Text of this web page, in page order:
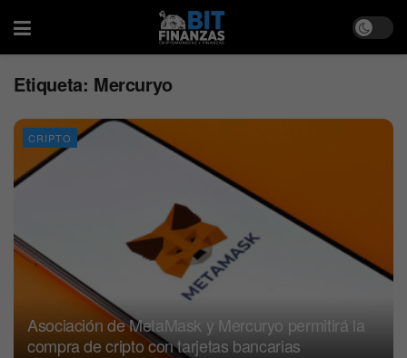
Etiqueta: Mercuryo
CRIPTO
Asociación de MetaMask y Mercuryo permitirá la
compra de cripto con tarjetas bancarias